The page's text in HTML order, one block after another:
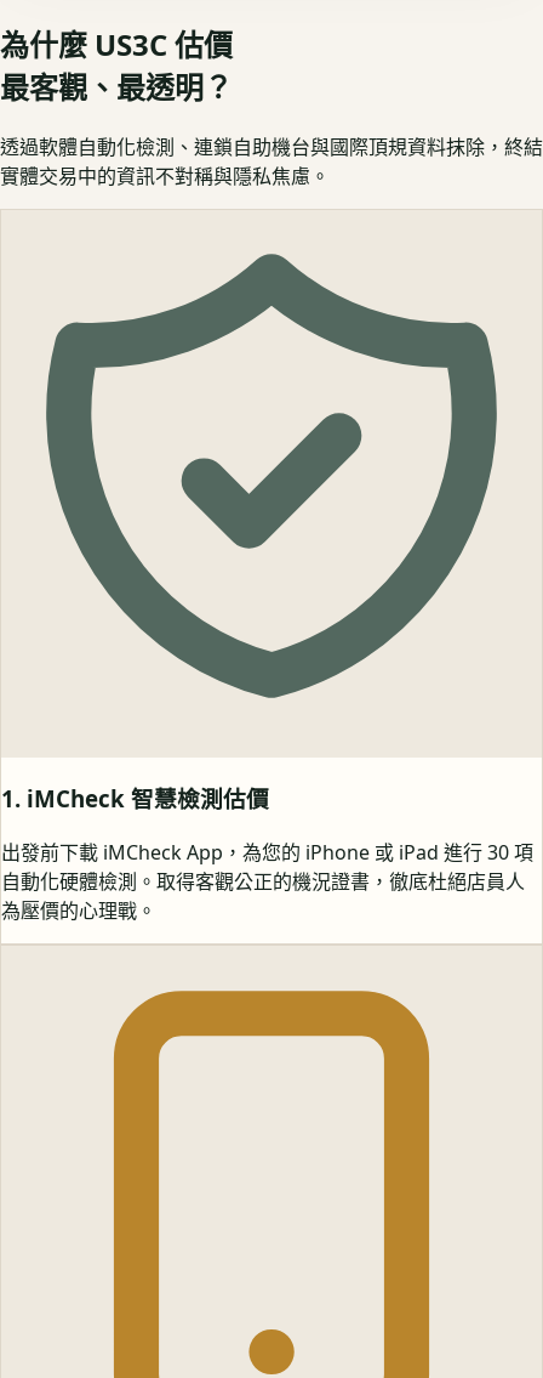
為什麼 US3C 估價
最客觀、最透明？
透過軟體自動化檢測、連鎖自助機台與國際頂規資料抹除，終結
實體交易中的資訊不對稱與隱私焦慮。
1. iMCheck 智慧檢測估價
出發前下載 iMCheck App，為您的 iPhone 或 iPad 進行 30 項
自動化硬體檢測。取得客觀公正的機況證書，徹底杜絕店員人
為壓價的心理戰。